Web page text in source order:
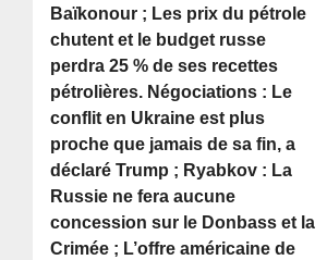
Baïkonour ; Les prix du pétrole
chutent et le budget russe
perdra 25 % de ses recettes
pétrolières. Négociations : Le
conflit en Ukraine est plus
proche que jamais de sa fin, a
déclaré Trump ; Ryabkov : La
Russie ne fera aucune
concession sur le Donbass et la
Crimée ; L’offre américaine de